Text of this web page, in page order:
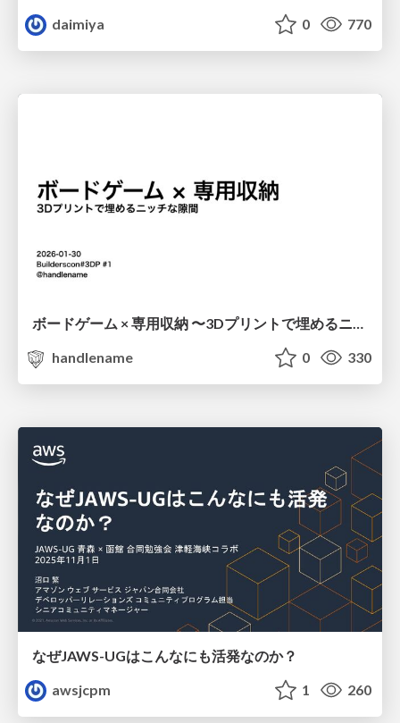
daimiya
0 770
handlename
0 330
なぜJAWS-UGはこんなにも活発なのか？
awsjcpm
1 260